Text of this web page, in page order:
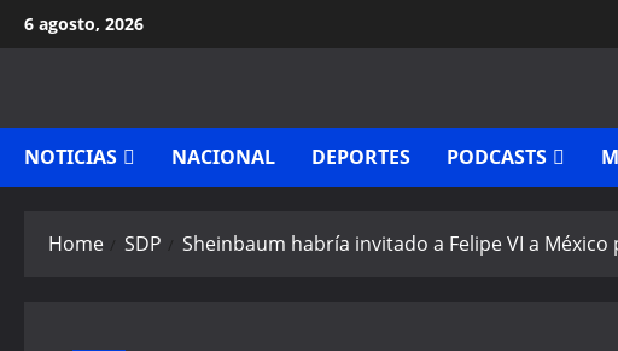
Skip
to
6 agosto, 2026
NOTICIAS NACIONAL DEPORTES PODCASTS
Home SDP Sheinbaum habría invitado a Felipe VI a México